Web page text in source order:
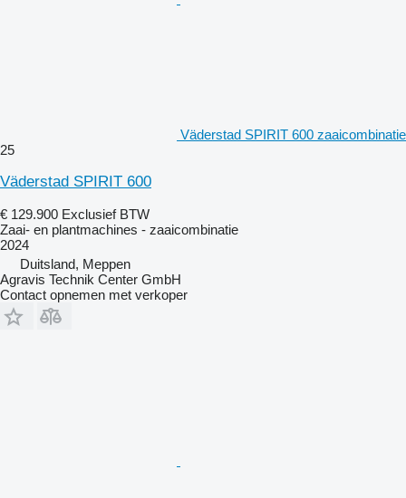
Väderstad SPIRIT 600 zaaicombinatie
25
Väderstad SPIRIT 600
€ 129.900 Exclusief BTW
Zaai- en plantmachines - zaaicombinatie
2024
Duitsland, Meppen
Agravis Technik Center GmbH
Contact opnemen met verkoper